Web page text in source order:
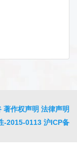
著作权声明 法律声明
-2015-0113 沪ICP备